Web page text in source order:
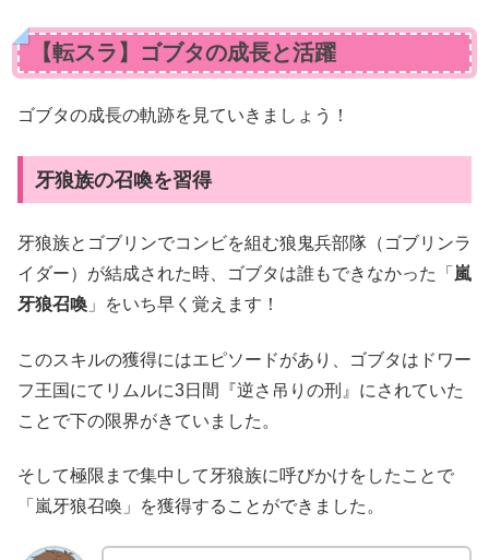
【転スラ】ゴブタの成長と活躍
ゴブタの成長の軌跡を見ていきましょう！
牙狼族の召喚を習得
牙狼族とゴブリンでコンビを組む狼鬼兵部隊（ゴブリンラ
イダー）が結成された時、ゴブタは誰もできなかった「 嵐
牙狼召喚 」をいち早く覚えます！
このスキルの獲得にはエピソードがあり、ゴブタはドワー
フ王国にてリムルに3日間『逆さ吊りの刑』にされていた
ことで下の限界がきていました。
そして極限まで集中して牙狼族に呼びかけをしたことで
「嵐牙狼召喚」を獲得することができました。